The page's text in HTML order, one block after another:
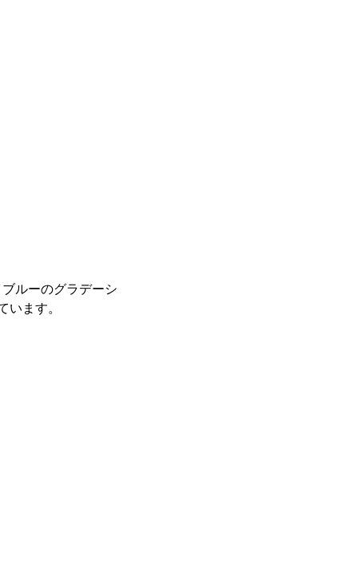
ルーのグラデーシ
います。